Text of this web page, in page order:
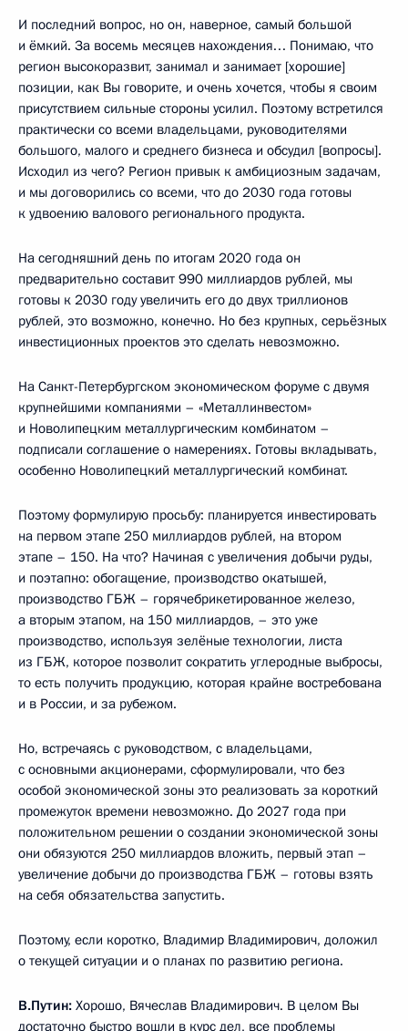
И последний вопрос, но он, наверное, самый большой
и ёмкий. За восемь месяцев нахождения… Понимаю, что
регион высокоразвит, занимал и занимает [хорошие]
позиции, как Вы говорите, и очень хочется, чтобы я своим
присутствием сильные стороны усилил. Поэтому встретился
практически со всеми владельцами, руководителями
большого, малого и среднего бизнеса и обсудил [вопросы].
Исходил из чего? Регион привык к амбициозным задачам,
и мы договорились со всеми, что до 2030 года готовы
к удвоению валового регионального продукта.
На сегодняшний день по итогам 2020 года он
предварительно составит 990 миллиардов рублей, мы
готовы к 2030 году увеличить его до двух триллионов
рублей, это возможно, конечно. Но без крупных, серьёзных
инвестиционных проектов это сделать невозможно.
На Санкт-Петербургском экономическом форуме с двумя
крупнейшими компаниями – «Металлинвестом»
и Новолипецким металлургическим комбинатом –
подписали соглашение о намерениях. Готовы вкладывать,
особенно Новолипецкий металлургический комбинат.
Поэтому формулирую просьбу: планируется инвестировать
на первом этапе 250 миллиардов рублей, на втором
этапе – 150. На что? Начиная с увеличения добычи руды,
и поэтапно: обогащение, производство окатышей,
производство ГБЖ – горячебрикетированное железо,
а вторым этапом, на 150 миллиардов, – это уже
производство, используя зелёные технологии, листа
из ГБЖ, которое позволит сократить углеродные выбросы,
то есть получить продукцию, которая крайне востребована
и в России, и за рубежом.
Но, встречаясь с руководством, с владельцами,
с основными акционерами, сформулировали, что без
особой экономической зоны это реализовать за короткий
промежуток времени невозможно. До 2027 года при
положительном решении о создании экономической зоны
они обязуются 250 миллиардов вложить, первый этап –
увеличение добычи до производства ГБЖ – готовы взять
на себя обязательства запустить.
Поэтому, если коротко, Владимир Владимирович, доложил
о текущей ситуации и о планах по развитию региона.
В.Путин: Хорошо, Вячеслав Владимирович. В целом Вы
достаточно быстро вошли в курс дел, все проблемы